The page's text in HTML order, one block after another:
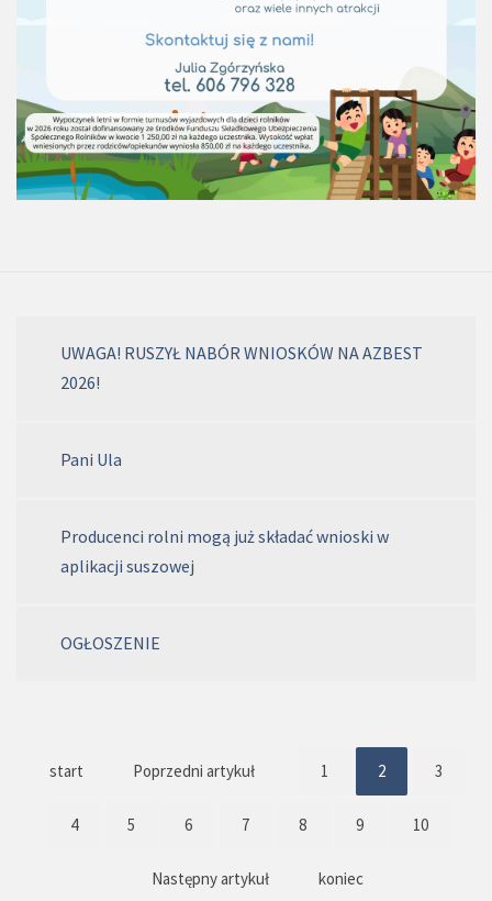
UWAGA! RUSZYŁ NABÓR WNIOSKÓW NA AZBEST
2026!
Pani Ula
Producenci rolni mogą już składać wnioski w
aplikacji suszowej
OGŁOSZENIE
start Poprzedni artykuł 1 2 3
4 5 6 7 8 9 10
Następny artykuł koniec